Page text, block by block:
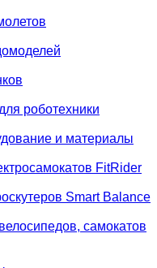
роботехники
и материалы
FitRider
Smart Balance
самокатов